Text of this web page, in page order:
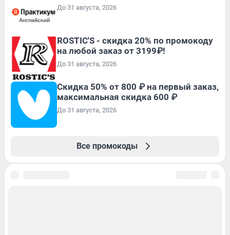
До 31 августа, 2026
ROSTIC'S - скидка 20% по промокоду
на любой заказ от 3199₽!
До 31 августа, 2026
Скидка 50% от 800 ₽ на первый заказ,
максимальная скидка 600 ₽
До 31 августа, 2026
Все промокоды